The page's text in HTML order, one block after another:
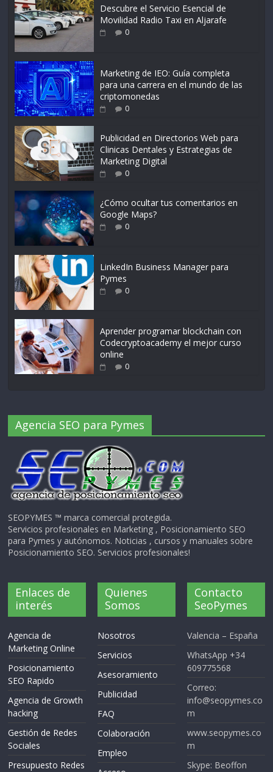
Descubre el Servicio Esencial de
Movilidad Radio Taxi en Aljarafe
0
Marketing de IEO: Guía completa
para una carrera en el mundo de las
criptomonedas
0
Publicidad en Directorios Web para
Clinicas Dentales y Estrategias de
Marketing Digital
0
¿Cómo ocultar tus comentarios en
Google Maps?
0
LinkedIn Business Manager para
Pymes
0
Aprender programar blockchain con
Codecryptoacademy el mejor curso
online
0
Agencia SEO para Pymes
SEOPYMES ™ marca comercial protegida.
Servicios profesionales en Marketing , Posicionamiento SEO
para Pymes y autónomos. Noticias , cursos y manuales sobre
Posicionamiento SEO. Servicios profesionales!
Enlaces de
interés
Agencia de
Marketing Online
Posicionamiento
SEO Rapido
Agencia de Growth
hacking
Gestión de Redes
Sociales
Presupuesto Redes
Quienes
Somos
Nosotros
Servicios
Asesoramiento
Publicidad
FAQ
Colaboración
Empleo
Contacto
SeoPymes
Valencia – España
WhatsApp +34
609775568
Correo:
info@seopymes.co
m
www.seopymes.co
m
Skype: Beoffon